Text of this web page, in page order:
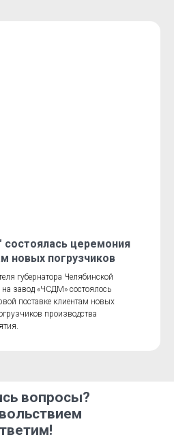
церемония
новых погрузчиков
губернатора Челябинской
завод «ЧСДМ» состоялось
поставке клиентам новых
производства
вопросы?